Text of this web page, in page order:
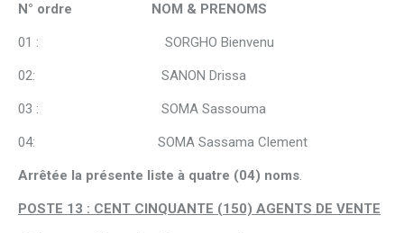
N° ordre NOM & PRENOMS
01 : SORGHO Bienvenu
02: SANON Drissa
03 : SOMA Sassouma
04: SOMA Sassama Clement
Arrêtée la présente liste à quatre (04) noms.
POSTE 13 : CENT CINQUANTE (150) AGENTS DE VENTE